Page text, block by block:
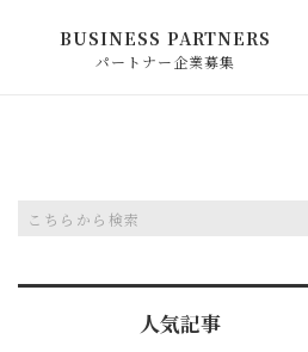
BUSINESS PARTNERS
パートナー企業募集
人気記事